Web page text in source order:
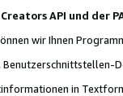
API und der
wir Ihnen
in